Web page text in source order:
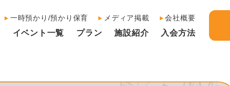
一時預かり/預かり保育 メディア掲載 会社概要
イベント一覧 プラン 施設紹介 入会方法